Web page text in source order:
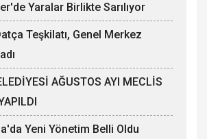
Yaralar Birlikte Sarılıyor
Teşkilatı, Genel Merkez
AĞUSTOS AYI MECLİS
Yeni Yönetim Belli Oldu